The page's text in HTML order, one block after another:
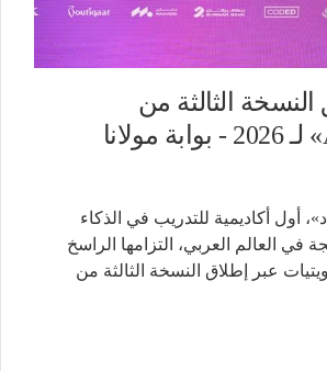
الثالثة من
أول أكاديمية للتدريب في الذكاء
في العالم العربي، التزامها الراسخ
عبر إطلاق النسخة الثالثة من